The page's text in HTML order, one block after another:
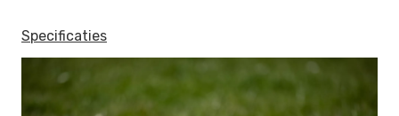
Specificaties